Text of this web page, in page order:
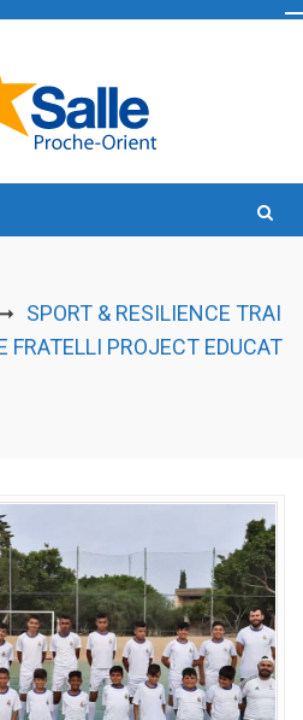
SPORT & RESILIENCE TRAI
FRATELLI PROJECT EDUCAT